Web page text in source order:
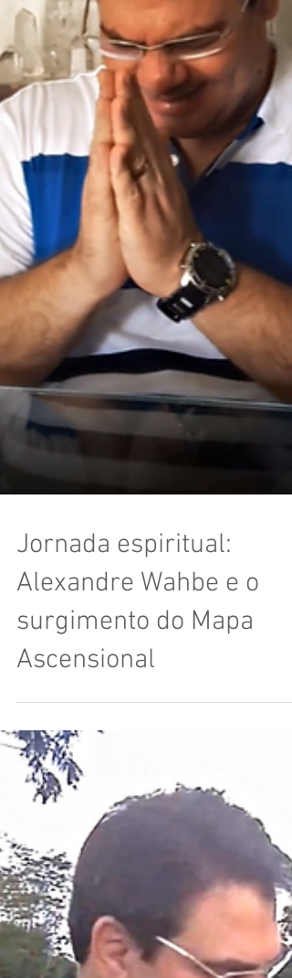
Jornada espiritual:
Alexandre Wahbe e o
surgimento do Mapa